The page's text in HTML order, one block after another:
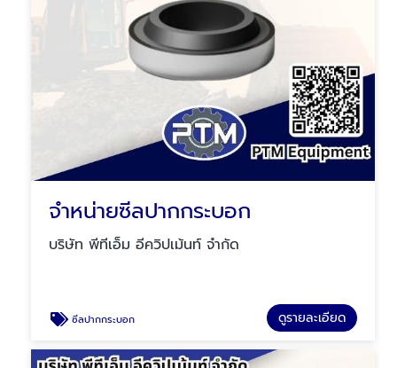
จำหน่ายซีลปากกระบอก
บริษัท พีทีเอ็ม อีควิปเม้นท์ จำกัด
ซีลปากกระบอก ดูรายละเอียด